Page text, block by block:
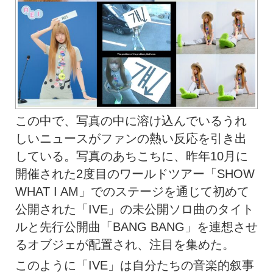
この中で、写真の中に溶け込んでいるうれ
しいニュースがファンの熱い反応を引き出
している。写真のあちこちに、昨年10月に
開催された2度目のワールドツアー「SHOW
WHAT I AM」でのステージを通じて初めて
公開された「IVE」の未公開ソロ曲のタイト
ルと先行公開曲「BANG BANG」を連想させ
るオブジェが配置され、注目を集めた。
このように「IVE」は自分たちの音楽的叙事